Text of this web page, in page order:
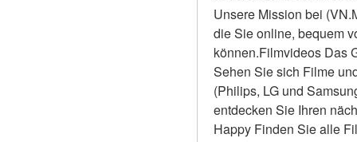
Unsere Mission bei
die Sie online, bequem
können.Filmvideos Das
Sehen Sie sich Filme
(Philips, LG und
entdecken Sie Ihren
Happy Finden Sie alle